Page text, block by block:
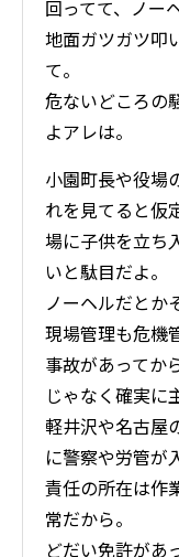
回ってて、ノー
地面ガツガツ叩
て。
危ないどころの
よアレは。
小園町長や役場
れを見てると仮
場に子供を立ち
いと駄目だよ。
ノーヘルだとか
現場管理も危機
事故があってか
じゃなく確実に
軽井沢や名古屋
に警察や労管が
責任の所在は作
常だから。
どだい免許があ